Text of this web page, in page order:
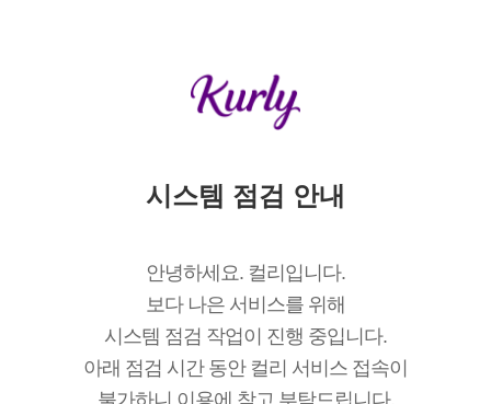
시스템 점검 안내
안녕하세요. 컬리입니다.
보다 나은 서비스를 위해
시스템 점검 작업이 진행 중입니다.
아래 점검 시간 동안 컬리 서비스 접속이